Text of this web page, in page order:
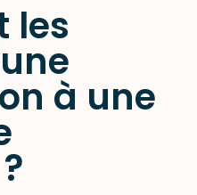
les
à une